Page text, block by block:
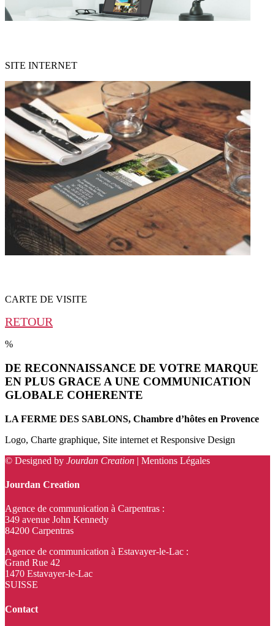
SITE INTERNET
CARTE DE VISITE
RETOUR
%
DE RECONNAISSANCE DE VOTRE MARQUE
EN PLUS GRACE A UNE COMMUNICATION
GLOBALE COHERENTE
LA FERME DES SABLONS, Chambre d’hôtes en Provence
Logo, Charte graphique, Site internet et Responsive Design
© Designed by Jourdan Creation | Mentions Légales
Jourdan Creation
Agence de communication à Carpentras :
349 avenue John Kennedy
84200 Carpentras
Agence de communication à Estavayer-le-Lac :
Grand Rue 42
1470 Estavayer-le-Lac
SUISSE
Contact